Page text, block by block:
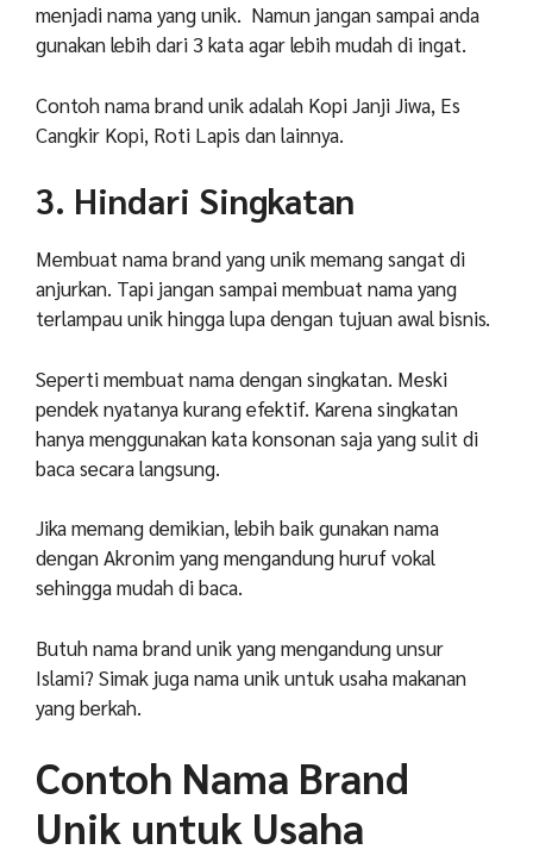
menjadi nama yang unik. Namun jangan sampai anda
gunakan lebih dari 3 kata agar lebih mudah di ingat.
Contoh nama brand unik adalah Kopi Janji Jiwa, Es
Cangkir Kopi, Roti Lapis dan lainnya.
3. Hindari Singkatan
Membuat nama brand yang unik memang sangat di
anjurkan. Tapi jangan sampai membuat nama yang
terlampau unik hingga lupa dengan tujuan awal bisnis.
Seperti membuat nama dengan singkatan. Meski
pendek nyatanya kurang efektif. Karena singkatan
hanya menggunakan kata konsonan saja yang sulit di
baca secara langsung.
Jika memang demikian, lebih baik gunakan nama
dengan Akronim yang mengandung huruf vokal
sehingga mudah di baca.
Butuh nama brand unik yang mengandung unsur
Islami? Simak juga nama unik untuk usaha makanan
yang berkah.
Contoh Nama Brand
Unik untuk Usaha